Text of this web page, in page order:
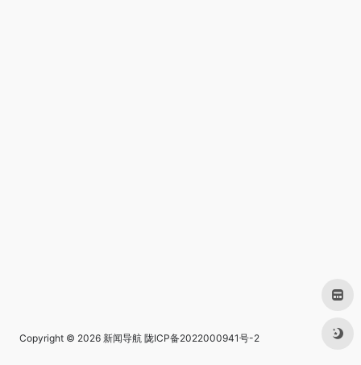
Copyright © 2026 新闻导航 陇ICP备2022000941号-2